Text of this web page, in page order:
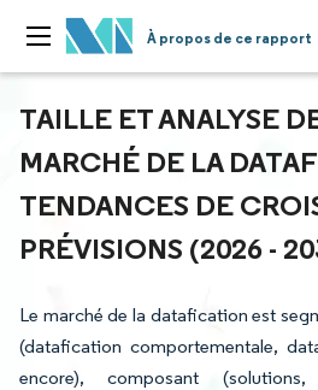
À propos de ce rapport
TAILLE ET ANALYSE
MARCHÉ DE LA
TENDANCES DE
PRÉVISIONS (2026 -
Le marché de la datafication est
(datafication comportementale,
encore), composant